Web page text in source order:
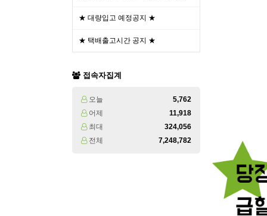
★ 대량입고 예정공지 ★
★ 택배출고시간 공지 ★
접속자집계
오늘
5,762
어제
11,918
최대
324,056
전체
7,248,782